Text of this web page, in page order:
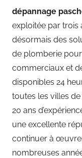
dépannage
exploitée par trois
désormais des
de plomberie
commerciaux et
disponibles 24
toutes les villes
20 ans
une excellente
continuer à
nombreuses